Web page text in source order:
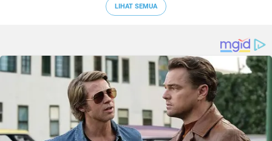
LIHAT SEMUA